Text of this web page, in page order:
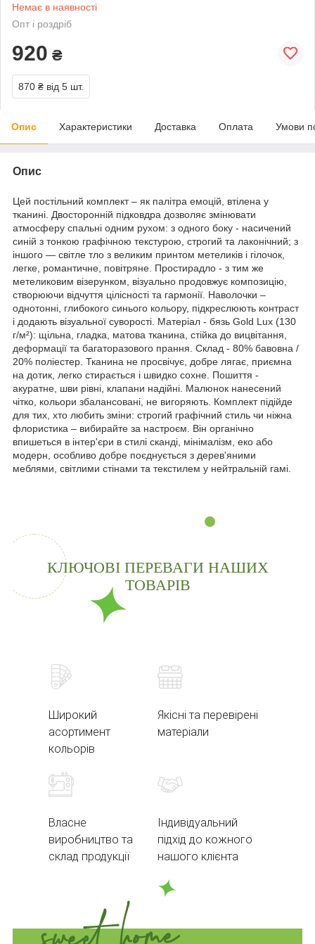
Немає в наявності
Опт і роздріб
920 ₴
870 ₴ від 5 шт.
Опис Характеристики Доставка Оплата Умови
Опис
Цей постільний комплект – як палітра емоцій, втілена у
тканині. Двосторонній підковдра дозволяє змінювати
атмосферу спальні одним рухом: з одного боку - насичений
синій з тонкою графічною текстурою, строгий та лаконічний; з
іншого — світле тло з великим принтом метеликів і гілочок,
легке, романтичне, повітряне. Простирадло - з тим же
метеликовим візерунком, візуально продовжує композицію,
створюючи відчуття цілісності та гармонії. Наволочки –
однотонні, глибокого синього кольору, підкреслюють контраст
і додають візуальної суворості. Матеріал - бязь Gold Lux (130
г/м²): щільна, гладка, матова тканина, стійка до вицвітання,
деформації та багаторазового прання. Склад - 80% бавовна /
20% поліестер. Тканина не просвічує, добре лягає, приємна
на дотик, легко стирається і швидко сохне. Пошиття -
акуратне, шви рівні, клапани надійні. Малюнок нанесений
чітко, кольори збалансовані, не вигоряють. Комплект підійде
для тих, хто любить зміни: строгий графічний стиль чи ніжна
флористика – вибирайте за настроєм. Він органічно
впишеться в інтер'єри в стилі сканді, мінімалізм, еко або
модерн, особливо добре поєднується з дерев'яними
меблями, світлими стінами та текстилем у нейтральній гамі.
КЛЮЧОВІ ПЕРЕВАГИ НАШИХ
ТОВАРІВ
Широкий
асортимент
кольорів
Якісні та перевірені
матеріали
Власне
виробництво та
склад продукції
Індивідуальний
підхід до кожного
нашого клієнта